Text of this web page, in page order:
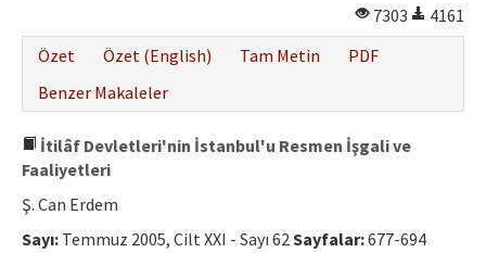
7303
4161
Özet
Özet (English) Tam Metin
PDF
Benzer Makaleler
İtilâf Devletleri'nin İstanbul'u Resmen İşgali ve
Faaliyetleri
Ş. Can Erdem
Sayı: Temmuz 2005, Cilt XXI - Sayı 62Sayfalar:677-694